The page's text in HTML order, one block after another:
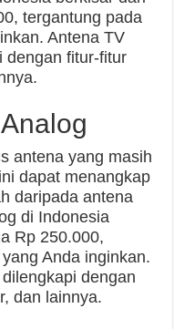
tergantung pada
Antena TV
dengan fitur-fitur
antena yang masih
dapat menangkap
daripada antena
di Indonesia
Rp 250.000,
Anda inginkan.
dengan
dan lainnya.